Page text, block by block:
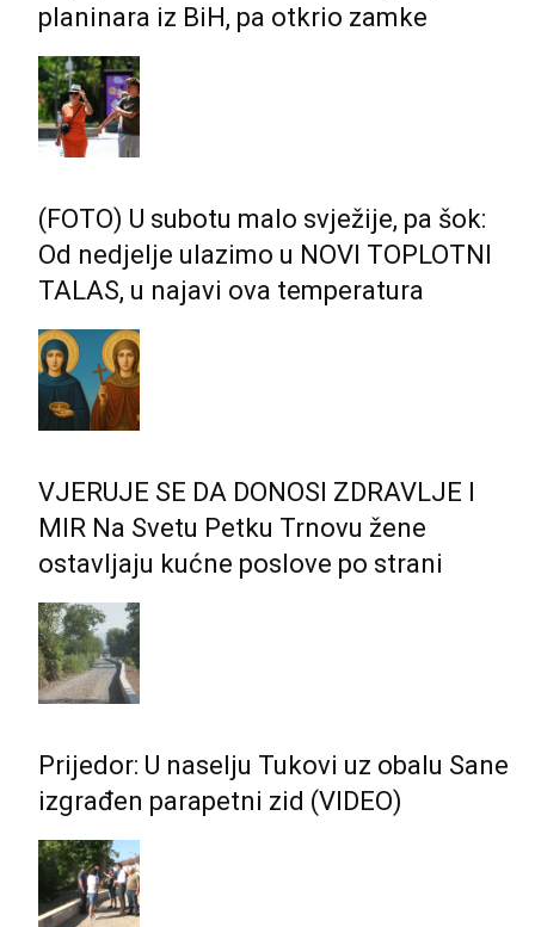
planinara iz BiH, pa otkrio zamke
(FOTO) U subotu malo svježije, pa šok:
Od nedjelje ulazimo u NOVI TOPLOTNI
TALAS, u najavi ova temperatura
VJERUJE SE DA DONOSI ZDRAVLJE I
MIR Na Svetu Petku Trnovu žene
ostavljaju kućne poslove po strani
Prijedor: U naselju Tukovi uz obalu Sane
izgrađen parapetni zid (VIDEO)